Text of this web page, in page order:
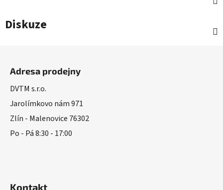
Diskuze
Adresa prodejny
DVTM s.r.o.
Jarolímkovo nám 971
Zlín - Malenovice 76302
Po - Pá 8:30 - 17:00
Kontakt